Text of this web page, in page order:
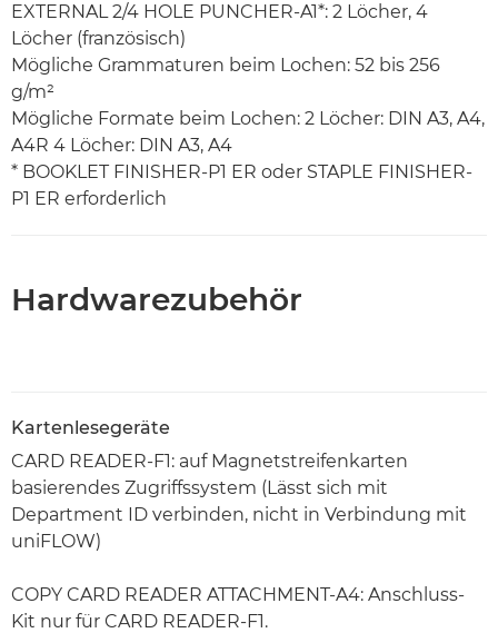
EXTERNAL 2/4 HOLE PUNCHER-A1*: 2 Löcher, 4
Löcher (französisch)
Mögliche Grammaturen beim Lochen: 52 bis 256
g/m²
Mögliche Formate beim Lochen: 2 Löcher: DIN A3, A4,
A4R 4 Löcher: DIN A3, A4
* BOOKLET FINISHER-P1 ER oder STAPLE FINISHER-
P1 ER erforderlich
Hardwarezubehör
Kartenlesegeräte
CARD READER-F1: auf Magnetstreifenkarten
basierendes Zugriffssystem (Lässt sich mit
Department ID verbinden, nicht in Verbindung mit
uniFLOW)
COPY CARD READER ATTACHMENT-A4: Anschluss-
Kit nur für CARD READER-F1.